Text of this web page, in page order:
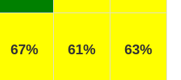
67% 61% 63%